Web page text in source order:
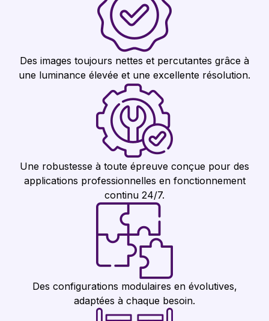
Des images toujours nettes et percutantes grâce à
une luminance élevée et une excellente résolution.
Une robustesse à toute épreuve conçue pour des
applications professionnelles en fonctionnement
continu 24/7.
Des configurations modulaires en évolutives,
adaptées à chaque besoin.